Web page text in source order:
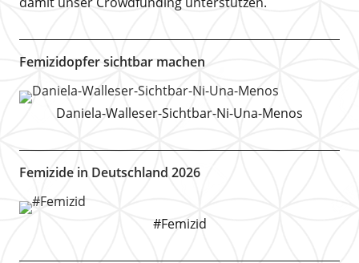
Femizidopfer sichtbar machen
Daniela-Walleser-Sichtbar-Ni-Una-Menos
Femizide in Deutschland 2026
#Femizid